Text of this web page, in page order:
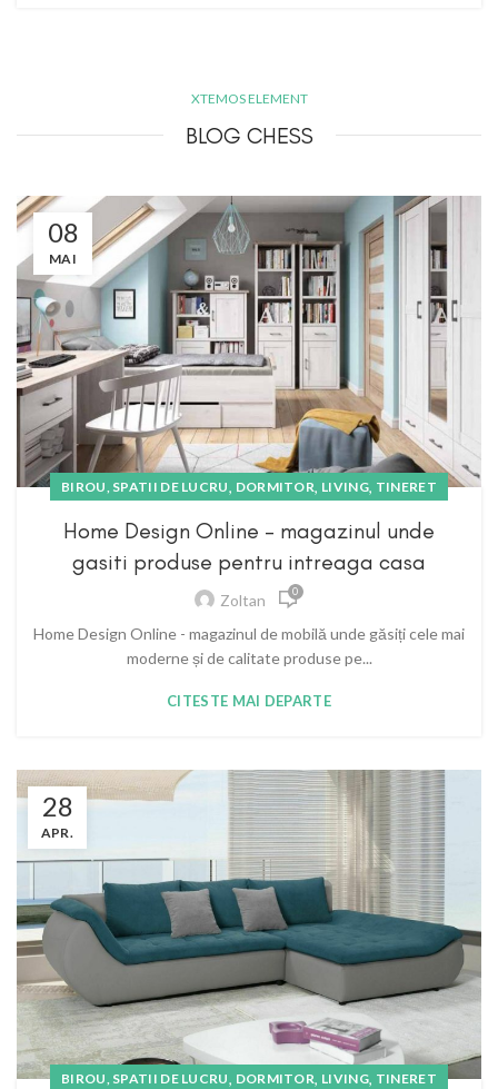
XTEMOS ELEMENT
BLOG CHESS
08
MAI
BIROU, SPATII DE LUCRU, DORMITOR, LIVING, TINERET
Home Design Online – magazinul unde
gasiti produse pentru intreaga casa
Zoltan 0
Home Design Online - magazinul de mobilă unde găsiți cele mai
moderne și de calitate produse pe...
CITESTE MAI DEPARTE
28
APR.
BIROU, SPATII DE LUCRU, DORMITOR, LIVING, TINERET